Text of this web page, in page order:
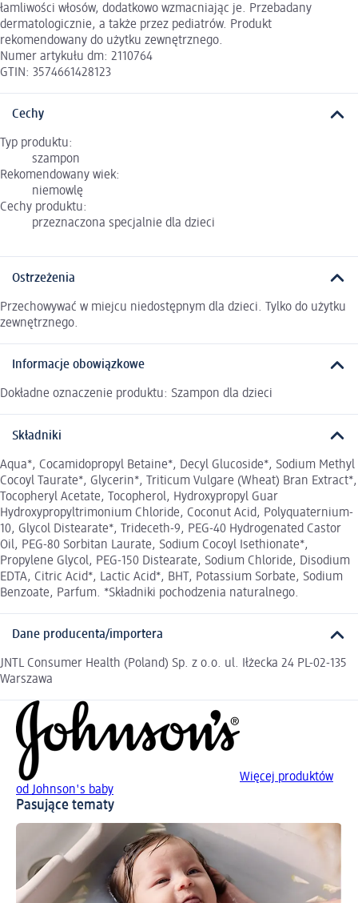
łamliwości włosów, dodatkowo wzmacniając je. Przebadany
dermatologicznie, a także przez pediatrów. Produkt
rekomendowany do użytku zewnętrznego.
Numer artykułu dm: 2110764
GTIN: 3574661428123
Cechy
Typ produktu:
szampon
Rekomendowany wiek:
niemowlę
Cechy produktu:
przeznaczona specjalnie dla dzieci
Ostrzeżenia
Przechowywać w miejcu niedostępnym dla dzieci. Tylko do użytku
zewnętrznego.
Informacje obowiązkowe
Dokładne oznaczenie produktu: Szampon dla dzieci
Składniki
Aqua*, Cocamidopropyl Betaine*, Decyl Glucoside*, Sodium Methyl
Cocoyl Taurate*, Glycerin*, Triticum Vulgare (Wheat) Bran Extract*,
Tocopheryl Acetate, Tocopherol, Hydroxypropyl Guar
Hydroxypropyltrimonium Chloride, Coconut Acid, Polyquaternium-
10, Glycol Distearate*, Trideceth-9, PEG-40 Hydrogenated Castor
Oil, PEG-80 Sorbitan Laurate, Sodium Cocoyl Isethionate*,
Propylene Glycol, PEG-150 Distearate, Sodium Chloride, Disodium
EDTA, Citric Acid*, Lactic Acid*, BHT, Potassium Sorbate, Sodium
Benzoate, Parfum. *Składniki pochodzenia naturalnego.
Dane producenta/importera
JNTL Consumer Health (Poland) Sp. z o.o. ul. Iłżecka 24 PL-02-135
Warszawa
Więcej produktów
od Johnson's baby
Pasujące tematy